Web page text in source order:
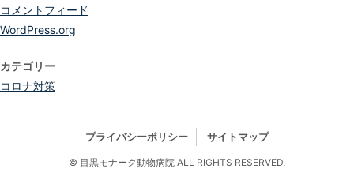
コメントフィード
WordPress.org
カテゴリー
コロナ対策
プライバシーポリシー サイトマップ
© 目黒モナーク動物病院 ALL RIGHTS RESERVED.